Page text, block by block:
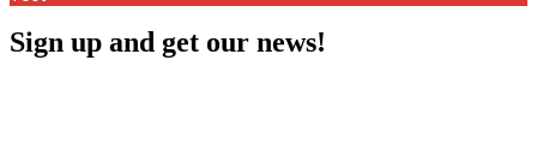
Sign up and get our news!